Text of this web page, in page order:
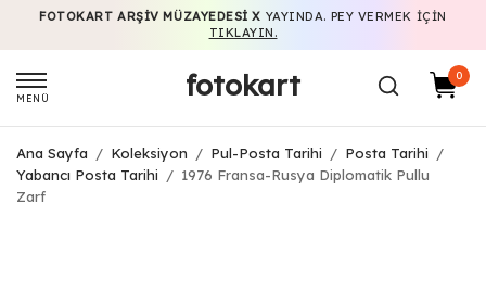
FOTOKART ARŞIV MÜZAYEDESI X YAYINDA. PEY VERMEK IÇIN
TIKLAYIN.
MENÜ fotokart 0
Ana Sayfa / Koleksiyon / Pul-Posta Tarihi / Posta Tarihi
/
Yabancı Posta Tarihi
/ 1976 Fransa-Rusya Diplomatik Pullu
Zarf